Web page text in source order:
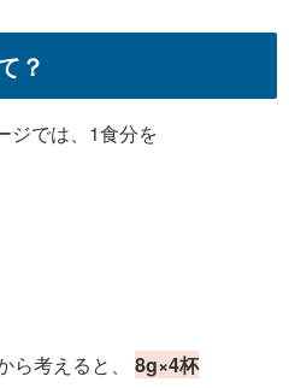
？
ジでは、1食分を
ら考えると、 8g×4杯